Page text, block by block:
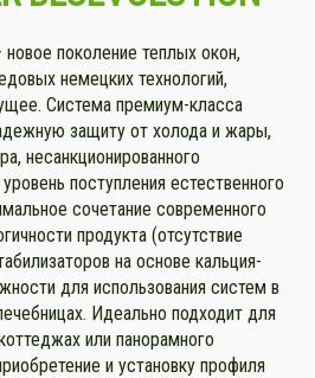
новое поколение теплых окон,
немецких технологий,
Система премиум-класса
защиту от холода и жары,
несанкционированного
поступления естественного
сочетание современного
продукта (отсутствие
на основе кальция-
для использования систем в
Идеально подходит для
или панорамного
и установку профиля